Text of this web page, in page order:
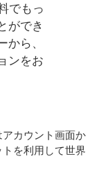
でもっ
ができ
ら、
ンをお
カウント画面か
を利用して世界